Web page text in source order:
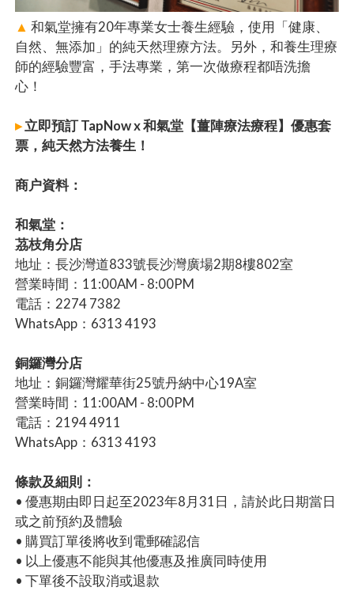
▲ 和氣堂擁有20年專業女士養生經驗，使用「健康、
自然、無添加」的純天然理療方法。另外，和養生理療
師的經驗豐富，手法專業，第一次做療程都唔洗擔
心！
▸立即預訂 TapNow x 和氣堂【薑陣療法療程】優惠套
票，純天然方法養生！
商户資料：
和氣堂：
茘枝角分店
地址：長沙灣道833號長沙灣廣場2期8樓802室
營業時間：11:00AM - 8:00PM
電話：2274 7382
WhatsApp：6313 4193
銅鑼灣分店
地址：銅鑼灣耀華街25號丹納中心19A室
營業時間：11:00AM - 8:00PM
電話：2194 4911
WhatsApp：6313 4193
條款及細則：
• 優惠期由即日起至2023年8月31日，請於此日期當日
或之前預約及體驗
• 購買訂單後將收到電郵確認信
• 以上優惠不能與其他優惠及推廣同時使用
• 下單後不設取消或退款